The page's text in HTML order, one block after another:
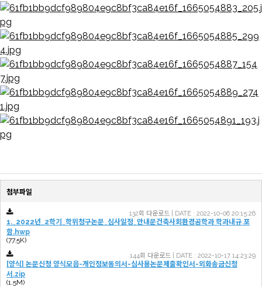
첨부파일
1._2022년_2학기_학위청구논문_심사일정_안내문건축사회환경공학과 학과내규 포
함.hwp
(77.5K)
132회 다운로드 | DATE : 2022-10-06 20:15:26
[양식] 논문신청 양식모음-개인정보동의서-심사용논문제출확인서-외화송금신청
서.zip
(1.5M)
144회 다운로드 | DATE : 2022-10-17 14:23:29